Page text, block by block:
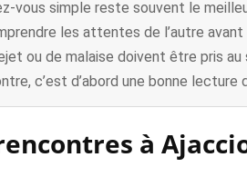
vous simple reste souvent le
les attentes de l’autre avant
ou de malaise doivent être pris au
c’est d’abord une bonne lecture
à